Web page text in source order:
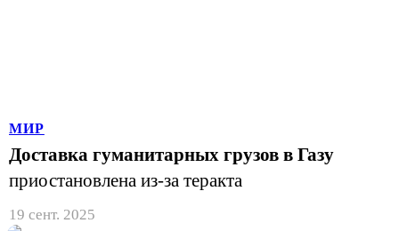
МИР
Доставка гуманитарных грузов в Газу
приостановлена из-за теракта
19 сент. 2025